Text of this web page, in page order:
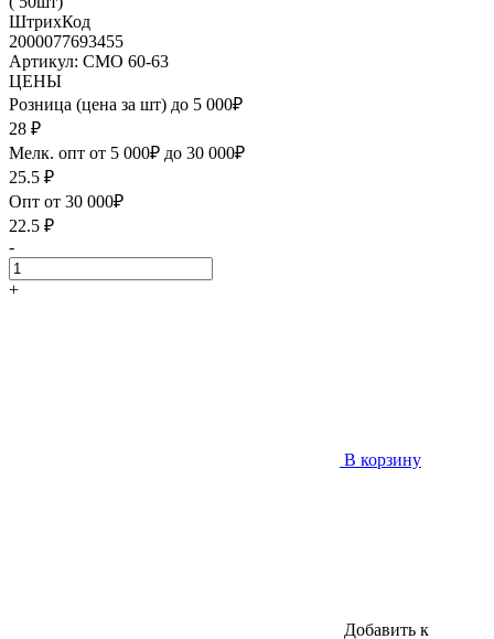
ШтрихКод
2000077693455
Артикул: СМО 60-63
ЦЕНЫ
Розница (цена за шт) до 5 000₽
28 ₽
Мелк. опт от 5 000₽ до 30 000₽
25.5 ₽
Опт от 30 000₽
22.5 ₽
-
+
В корзину
Добавить к